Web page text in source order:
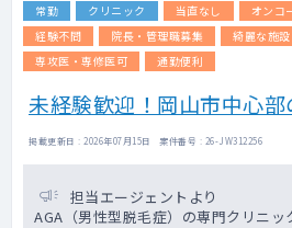
常勤 クリニック 当直なし オンコ
経験不問
院長・管理職募集 綺麗な施設
専攻医・専修医可
通勤便利
未経験歓迎！岡山市中心部
掲載更新日 : 2026年07月15日 案件番号 : 26-JW312256
担当エージェントより
AGA（男性型脱毛症）の専門クリニッ